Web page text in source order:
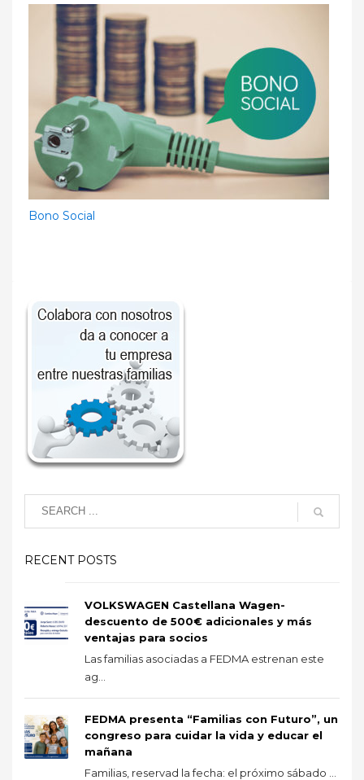
Bono Social
RECENT POSTS
VOLKSWAGEN Castellana Wagen-
descuento de 500€ adicionales y más
ventajas para socios
Las familias asociadas a FEDMA estrenan este
ag...
FEDMA presenta “Familias con Futuro”, un
congreso para cuidar la vida y educar el
mañana
Familias, reservad la fecha: el próximo sábado ...